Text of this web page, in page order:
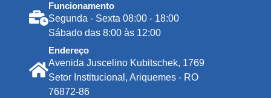
Funcionamento
Segunda - Sexta 08:00 - 18:00
Sábado das 8:00 às 12:00
Endereço
Avenida Juscelino Kubitschek, 1769
Setor Institucional, Ariquemes - RO
76872-86